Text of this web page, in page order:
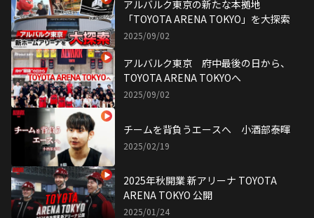
アルバルク東京の新たな本拠地
「TOYOTA ARENA TOKYO」を大探索
2025/09/02
アルバルク東京 府中最後の日から、
TOYOTA ARENA TOKYOへ
2025/09/02
チームを背負うエースへ 小酒部泰暉
2025/02/19
2025年秋開業 新アリーナ TOYOTA
ARENA TOKYO 公開
2025/01/24